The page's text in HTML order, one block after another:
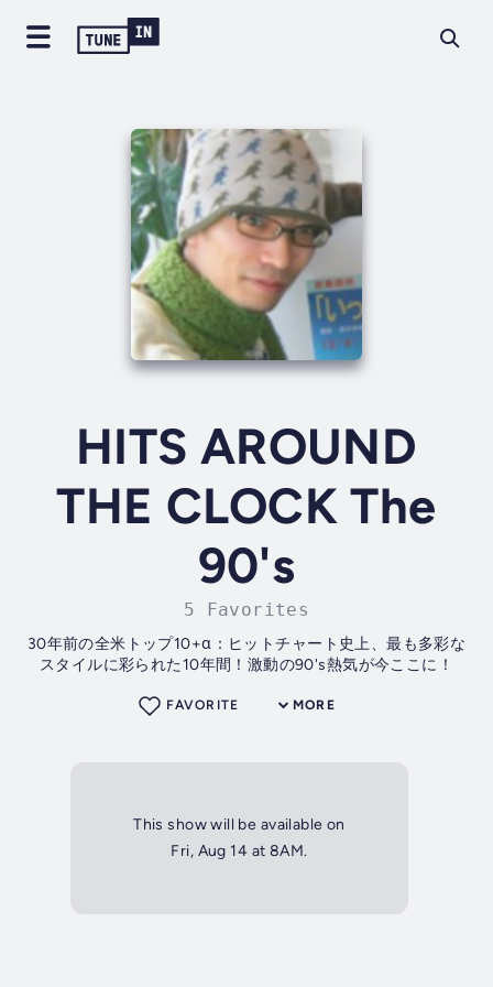
HITS AROUND
THE CLOCK The
90's
5 Favorites
30年前の全米トップ10+α：ヒットチャート史上、最も多彩な
スタイルに彩られた10年間！激動の90's熱気が今ここに！
MORE
FAVORITE
This show will be available on
Fri, Aug 14 at 8AM.